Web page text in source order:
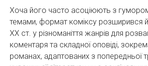
Хоча його часто асоціюють з
темами, формат коміксу розширився
ХХ ст. у різноманіття жанрів для
коментаря та складної оповіді,
романах, адаптованих з попередньої